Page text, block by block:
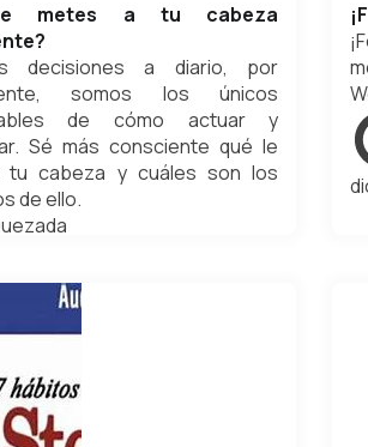
metes a tu cabeza
decisiones a diario, por
somos los únicos
de cómo actuar y
Sé más consciente qué le
tu cabeza y cuáles son los
de ello.